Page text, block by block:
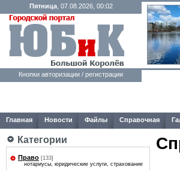
Пятница, 07.08.2026, 00:02
Кнопки авторизации / регистрации
Главная Новости Файлы Справочная
Категории
Право [133]
нотариусы, юридические услуги, страхование